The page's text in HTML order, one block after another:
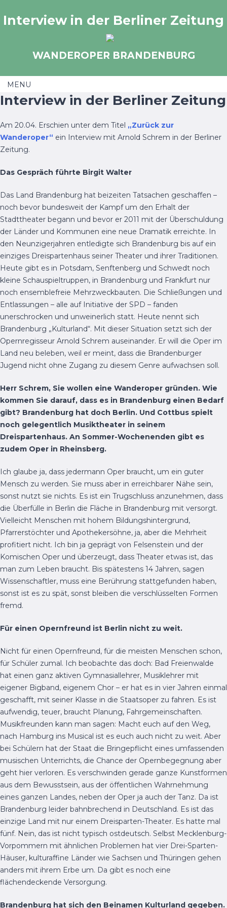
to
Interview in der Berliner Zeitung
WANDEROPER BRANDENBURG
MENU
Skip to content
Interview in der Berliner Zeitung
Am 20.04. Erschien unter dem Titel „Zurück zur
Wanderoper“ ein Interview mit Arnold Schrem in der Berliner
Zeitung.
Das Gespräch führte Birgit Walter
Das Land Brandenburg hat beizeiten Tatsachen geschaffen –
noch bevor bundesweit der Kampf um den Erhalt der
Stadttheater begann und bevor er 2011 mit der Überschuldung
der Länder und Kommunen eine neue Dramatik erreichte. In
den Neunzigerjahren entledigte sich Brandenburg bis auf ein
einziges Dreispartenhaus seiner Theater und ihrer Traditionen.
Heute gibt es in Potsdam, Senftenberg und Schwedt noch
kleine Schauspieltruppen, in Brandenburg und Frankfurt nur
noch ensemblefreie Mehrzweckbauten. Die Schließungen und
Entlassungen – alle auf Initiative der SPD – fanden
unerschrocken und unweinerlich statt. Heute nennt sich
Brandenburg „Kulturland“. Mit dieser Situation setzt sich der
Opernregisseur Arnold Schrem auseinander. Er will die Oper im
Land neu beleben, weil er meint, dass die Brandenburger
Jugend nicht ohne Zugang zu diesem Genre aufwachsen soll.
Herr Schrem, Sie wollen eine Wanderoper gründen. Wie
kommen Sie darauf, dass es in Brandenburg einen Bedarf
gibt? Brandenburg hat doch Berlin. Und Cottbus spielt
noch gelegentlich Musiktheater in seinem
Dreispartenhaus. An Sommer-Wochenenden gibt es
zudem Oper in Rheinsberg.
Ich glaube ja, dass jedermann Oper braucht, um ein guter
Mensch zu werden. Sie muss aber in erreichbarer Nähe sein,
sonst nutzt sie nichts. Es ist ein Trugschluss anzunehmen, dass
die Überfülle in Berlin die Fläche in Brandenburg mit versorgt.
Vielleicht Menschen mit hohem Bildungshintergrund,
Pfarrerstöchter und Apothekersöhne, ja, aber die Mehrheit
profitiert nicht. Ich bin ja geprägt von Felsenstein und der
Komischen Oper und überzeugt, dass Theater etwas ist, das
man zum Leben braucht. Bis spätestens 14 Jahren, sagen
Wissenschaftler, muss eine Berührung stattgefunden haben,
sonst ist es zu spät, sonst bleiben die verschlüsselten Formen
fremd.
Für einen Opernfreund ist Berlin nicht zu weit.
Nicht für einen Opernfreund, für die meisten Menschen schon,
für Schüler zumal. Ich beobachte das doch: Bad Freienwalde
hat einen ganz aktiven Gymnasiallehrer, Musiklehrer mit
eigener Bigband, eigenem Chor – er hat es in vier Jahren einmal
geschafft, mit seiner Klasse in die Staatsoper zu fahren. Es ist
aufwendig, teuer, braucht Planung, Fahrgemeinschaften.
Musikfreunden kann man sagen: Macht euch auf den Weg,
nach Hamburg ins Musical ist es euch auch nicht zu weit. Aber
bei Schülern hat der Staat die Bringepflicht eines umfassenden
musischen Unterrichts, die Chance der Opernbegegnung aber
geht hier verloren. Es verschwinden gerade ganze Kunstformen
aus dem Bewusstsein, aus der öffentlichen Wahrnehmung
eines ganzen Landes, neben der Oper ja auch der Tanz. Da ist
Brandenburg leider bahnbrechend in Deutschland. Es ist das
einzige Land mit nur einem Dreisparten-Theater. Es hatte mal
fünf. Nein, das ist nicht typisch ostdeutsch. Selbst Mecklenburg-
Vorpommern mit ähnlichen Problemen hat vier Drei-Sparten-
Häuser, kulturaffine Länder wie Sachsen und Thüringen gehen
anders mit ihrem Erbe um. Da gibt es noch eine
flächendeckende Versorgung.
Brandenburg hat sich den Beinamen Kulturland gegeben.